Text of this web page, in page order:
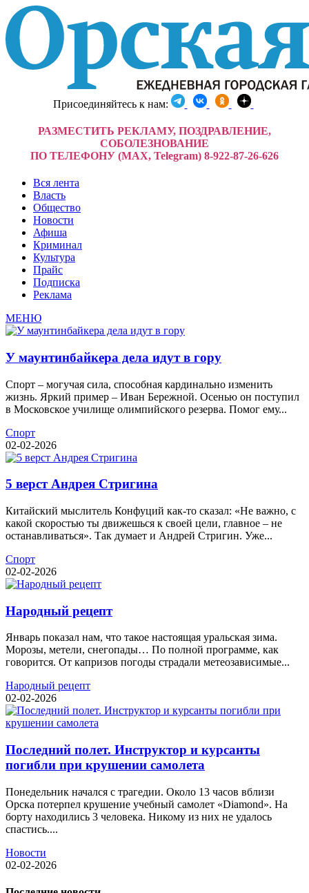
Присоединяйтесь к нам:
РАЗМЕСТИТЬ РЕКЛАМУ, ПОЗДРАВЛЕНИЕ,
СОБОЛЕЗНОВАНИЕ
ПО ТЕЛЕФОНУ (MAX, Telegram) 8-922-87-26-626
Вся лента
Власть
Общество
Новости
Афиша
Криминал
Культура
Прайс
Подписка
Реклама
МЕНЮ
У маунтинбайкера дела идут в гору
Спорт – могучая сила, способная кардинально изменить
жизнь. Яркий пример – Иван Бережной. Осенью он поступил
в Московское училище олимпийского резерва. Помог ему...
Спорт
02-02-2026
5 верст Андрея Стригина
Китайский мыслитель Конфуций как-то сказал: «Не важно, с
какой скоростью ты движешься к своей цели, главное – не
останавливаться». Так думает и Андрей Стригин. Уже...
Спорт
02-02-2026
Народный рецепт
Январь показал нам, что такое настоящая уральская зима.
Морозы, метели, снегопады… По полной программе, как
говорится. От капризов погоды страдали метеозависимые...
Народный рецепт
02-02-2026
Последний полет. Инструктор и курсанты
погибли при крушении самолета
Понедельник начался с трагедии. Около 13 часов вблизи
Орска потерпел крушение учебный самолет «Diamond». На
борту находились 3 человека. Никому из них не удалось
спастись....
Новости
02-02-2026